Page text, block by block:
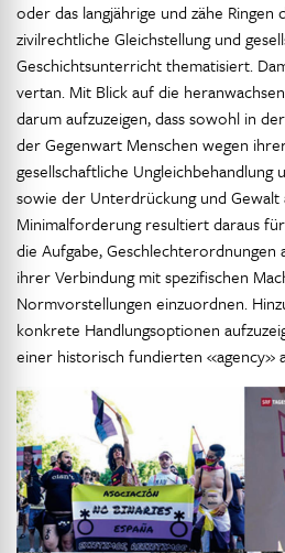
oder das langjährige und zähe
zivilrechtliche Gleichstellung und
Geschichtsunterricht thematisiert.
vertan. Mit Blick auf die
darum aufzuzeigen, dass sowohl in
der Gegenwart Menschen wegen
gesellschaftliche Ungleichbehandlung
sowie der Unterdrückung und Gewalt
Minimalforderung resultiert daraus
die Aufgabe,
ihrer Verbindung mit spezifischen
Normvorstellungen einzuordnen.
konkrete Handlungsoptionen
einer historisch fundierten «agency»